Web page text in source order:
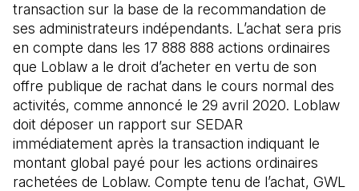
transaction sur la base de la recommandation de
ses administrateurs indépendants. L’achat sera pris
en compte dans les 17 888 888 actions ordinaires
que Loblaw a le droit d’acheter en vertu de son
offre publique de rachat dans le cours normal des
activités, comme annoncé le 29 avril 2020. Loblaw
doit déposer un rapport sur SEDAR
immédiatement après la transaction indiquant le
montant global payé pour les actions ordinaires
rachetées de Loblaw. Compte tenu de l’achat, GWL